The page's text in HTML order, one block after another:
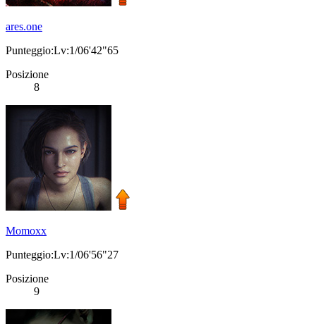
ares.one
Punteggio:Lv:1/06'42"65
Posizione
8
Momoxx
Punteggio:Lv:1/06'56"27
Posizione
9